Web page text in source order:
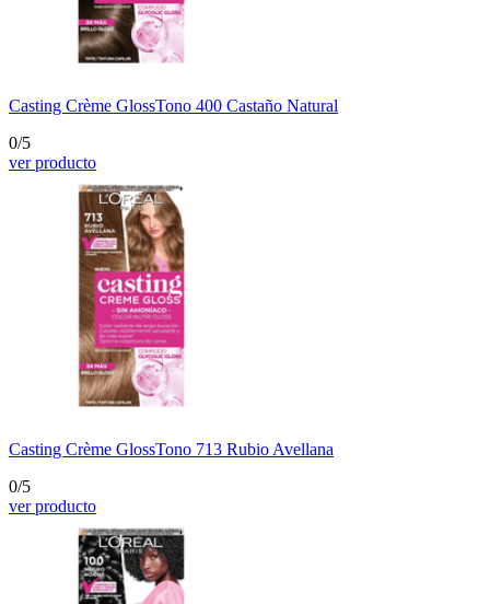
Casting Crème GlossTono 400 Castaño Natural
0/5
ver producto
Casting Crème GlossTono 713 Rubio Avellana
0/5
ver producto